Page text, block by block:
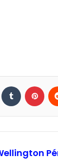
LinkedIn Tumblr